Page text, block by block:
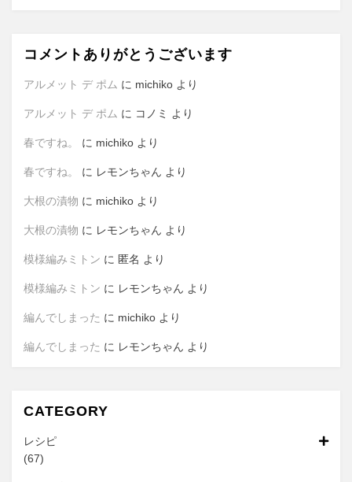
コメントありがとうございます
アルメット デ ポム に michiko より
アルメット デ ポム に コノミ より
春ですね。 に michiko より
春ですね。 に レモンちゃん より
大根の漬物 に michiko より
大根の漬物 に レモンちゃん より
模様編みミトン に 匿名 より
模様編みミトン に レモンちゃん より
編んでしまった に michiko より
編んでしまった に レモンちゃん より
CATEGORY
レシピ
(67)